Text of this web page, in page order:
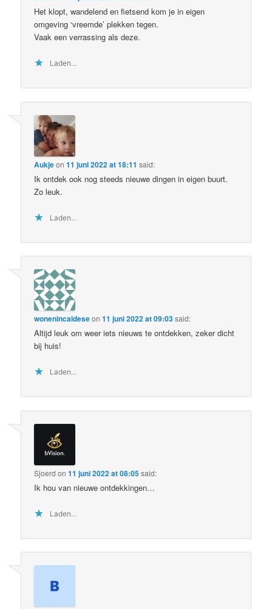
Het klopt, wandelend en fietsend kom je in eigen
omgeving ‘vreemde’ plekken tegen.
Vaak een verrassing als deze.
Laden...
Aukjeon11 juni 2022 at 18:11 said:
Ik ontdek ook nog steeds nieuwe dingen in eigen buurt.
Zo leuk.
Laden...
wonenincaldeseon11 juni 2022 at 09:03said:
Altijd leuk om weer iets nieuws te ontdekken, zeker dicht
bij huis!
Laden...
Sjoerd on11 juni 2022 at 08:05said:
Ik hou van nieuwe ontdekkingen…
Laden...